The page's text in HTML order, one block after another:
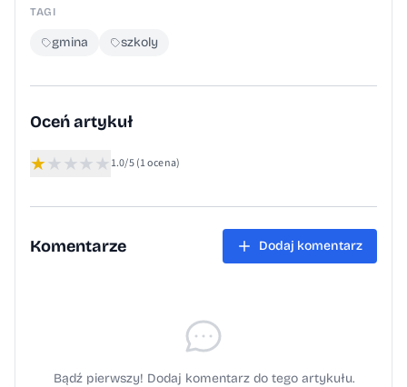
na nadchodzący rok szkolny. Wnioski można
składać w Urzędzie Gminy. Wniosek o
informacja pochodzi z serwisu Gmina
Polanka Wielka.
TAGI
gmina szkoly
Oceń artykuł
★★ ★★ ★ 1.0/5(1 ocena)
Komentarze Dodaj komentarz
Bądź pierwszy! Dodaj komentarz do tego artykułu.